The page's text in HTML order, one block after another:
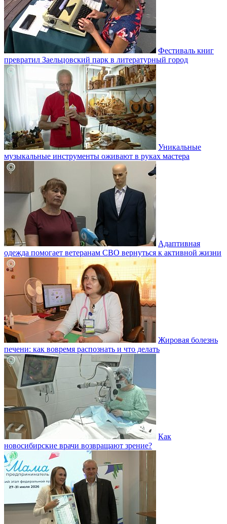
Фестиваль книг
превратил Заельцовский парк в литературный город
Уникальные
музыкальные инструменты оживают в руках мастера
Адаптивная
одежда помогает ветеранам СВО вернуться к активной жизни
Жировая болезнь
печени: как вовремя распознать и что делать
Как
новосибирские врачи возвращают зрение?